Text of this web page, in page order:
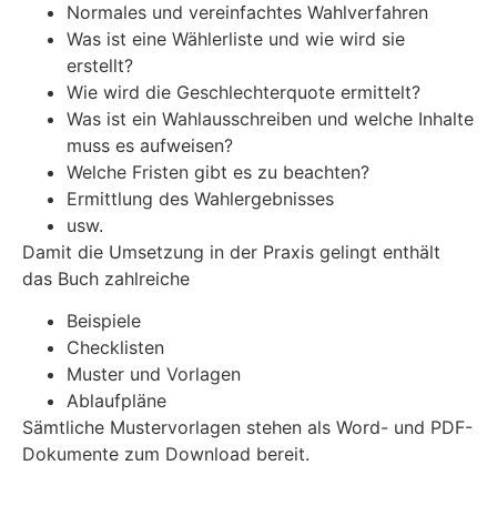
Normales und vereinfachtes Wahlverfahren
Was ist eine Wählerliste und wie wird sie
erstellt?
Wie wird die Geschlechterquote ermittelt?
Was ist ein Wahlausschreiben und welche Inhalte
muss es aufweisen?
Welche Fristen gibt es zu beachten?
Ermittlung des Wahlergebnisses
usw.
Damit die Umsetzung in der Praxis gelingt enthält
das Buch zahlreiche
Beispiele
Checklisten
Muster und Vorlagen
Ablaufpläne
Sämtliche Mustervorlagen stehen als Word- und PDF-
Dokumente zum Download bereit.